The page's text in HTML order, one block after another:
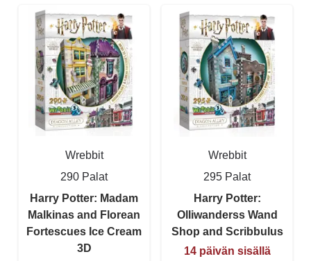
Wrebbit
290 Palat
Harry Potter: Madam
Malkinas and Florean
Fortescues Ice Cream
3D
Wrebbit
295 Palat
Harry Potter:
Olliwanderss Wand
Shop and Scribbulus
14 päivän sisällä